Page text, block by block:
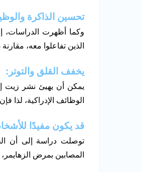
تحسين الذاكرة
وكما أظهرت الدراسات،
الذين تفاعلوا معه،
يخفف القلق والتوتر:
يمكن أن يهيئ نشر زيت
الوظائف الإدراكية، لذا
قد يكون مفيدًا
توصلت دراسة إلى أن
المصابين بمرض